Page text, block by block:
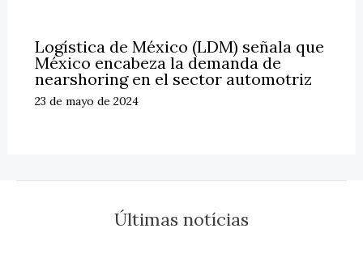
Logística de México (LDM) señala que
México encabeza la demanda de
nearshoring en el sector automotriz
23 de mayo de 2024
Últimas notícias